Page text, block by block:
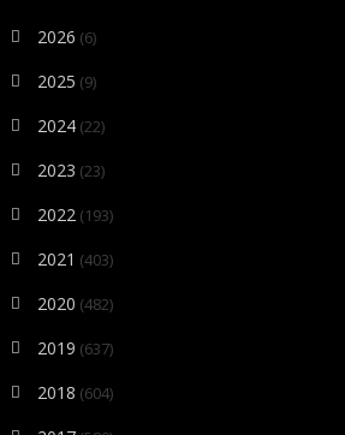
2026 (6)
2025 (9)
2024 (22)
2023 (23)
2022 (193)
2021 (403)
2020 (482)
2019 (637)
2018 (604)